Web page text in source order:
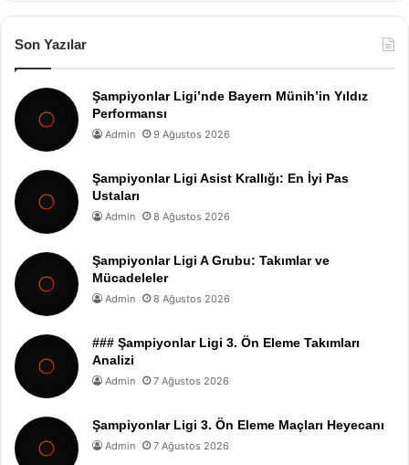
Son Yazılar
Şampiyonlar Ligi’nde Bayern Münih’in Yıldız
Performansı
Admin 9 Ağustos 2026
Şampiyonlar Ligi Asist Krallığı: En İyi Pas
Ustaları
Admin 8 Ağustos 2026
Şampiyonlar Ligi A Grubu: Takımlar ve
Mücadeleler
Admin 8 Ağustos 2026
### Şampiyonlar Ligi 3. Ön Eleme Takımları
Analizi
Admin 7 Ağustos 2026
Şampiyonlar Ligi 3. Ön Eleme Maçları Heyecanı
Admin 7 Ağustos 2026